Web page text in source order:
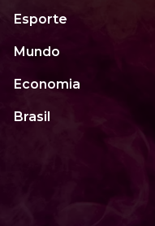
Esporte
Mundo
Economia
Brasil